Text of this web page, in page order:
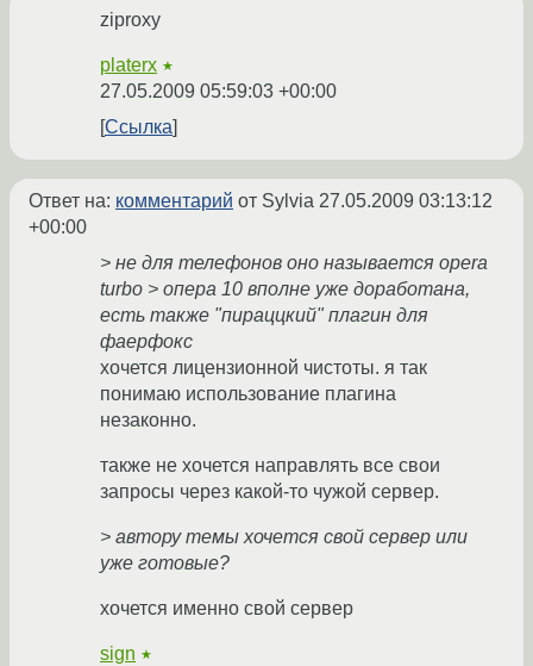
ziproxy
platerx ★
27.05.2009 05:59:03 +00:00
Ссылка
Ответ на: комментарий от Sylvia 27.05.2009 03:13:12
+00:00
> не для телефонов оно называется opera
turbo > опера 10 вполне уже доработана,
есть также "пираццкий" плагин для
фаерфокс
хочется лицензионной чистоты. я так
понимаю использование плагина
незаконно.
также не хочется направлять все свои
запросы через какой-то чужой сервер.
> автору темы хочется свой сервер или
уже готовые?
хочется именно свой сервер
sign ★